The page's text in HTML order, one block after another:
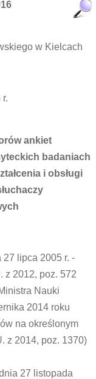
w Kielcach
ankiet
badaniach
i obsługi
27 lipca 2005 r. -
z 2012, poz. 572
Nauki
2014 roku
na określonym
z 2014, poz. 1370)
27 listopada